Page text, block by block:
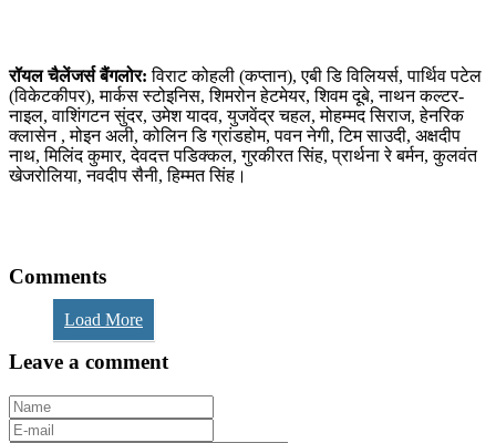
रॉयल चैलेंजर्स बैंगलोर: विराट कोहली (कप्तान), एबी डि विलियर्स, पार्थिव पटेल
(विकेटकीपर), मार्कस स्टोइनिस, शिमरोन हेटमेयर, शिवम दूबे, नाथन कल्टर-
नाइल, वाशिंगटन सुंदर, उमेश यादव, युजवेंद्र चहल, मोहम्मद सिराज, हेनरिक
क्लासेन , मोइन अली, कोलिन डि ग्रांडहोम, पवन नेगी, टिम साउदी, अक्षदीप
नाथ, मिलिंद कुमार, देवदत्त पडिक्कल, गुरकीरत सिंह, प्रार्थना रे बर्मन, कुलवंत
खेजरोलिया, नवदीप सैनी, हिम्मत सिंह।
Comments
Load More
Leave a comment